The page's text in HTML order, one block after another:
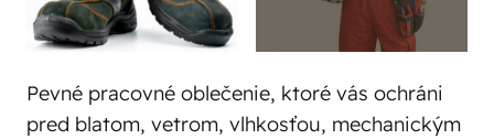
Pevné pracovné oblečenie, ktoré vás ochráni
pred blatom, vetrom, vlhkosťou, mechanickým